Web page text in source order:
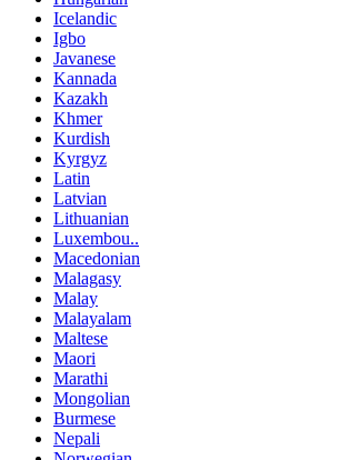
Icelandic
Igbo
Javanese
Kannada
Kazakh
Khmer
Kurdish
Kyrgyz
Latin
Latvian
Lithuanian
Luxembou..
Macedonian
Malagasy
Malay
Malayalam
Maltese
Maori
Marathi
Mongolian
Burmese
Nepali